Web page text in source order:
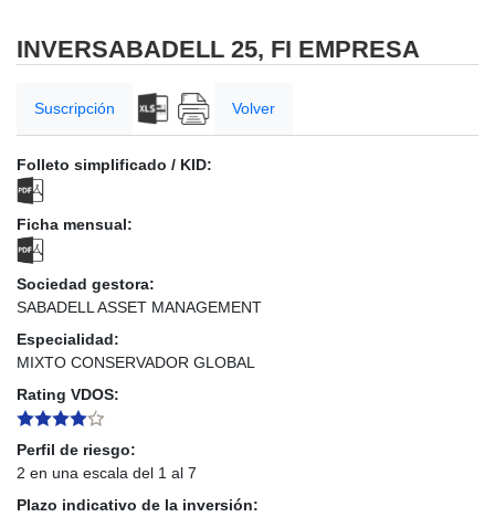
INVERSABADELL 25, FI EMPRESA
Suscripción Volver
Folleto simplificado / KID:
Ficha mensual:
Sociedad gestora:
SABADELL ASSET MANAGEMENT
Especialidad:
MIXTO CONSERVADOR GLOBAL
Rating VDOS:
Perfil de riesgo:
2 en una escala del 1 al 7
Plazo indicativo de la inversión: